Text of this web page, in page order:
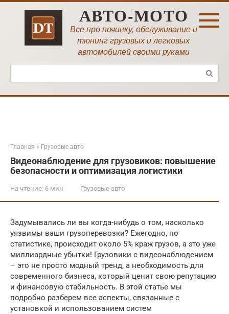
Перейти
АВТО-МОТО
Все про починку, обслуживание и
тюнинг грузовых и легковых
автомобилей своими руками
Поиск:
Главная » Грузовые авто
Видеонаблюдение для грузовиков: повышение
безопасности и оптимизация логистики
На чтение: 6 мин Грузовые авто
Задумывались ли вы когда-нибудь о том, насколько
уязвимы ваши грузоперевозки? Ежегодно, по
статистике, происходит около 5% краж грузов, а это уже
миллиардные убытки! Грузовики с видеонаблюдением
– это не просто модный тренд, а необходимость для
современного бизнеса, который ценит свою репутацию
и финансовую стабильность. В этой статье мы
подробно разберем все аспекты, связанные с
установкой и использованием систем